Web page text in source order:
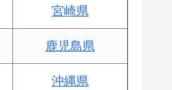
宮崎県
鹿児島県
沖縄県